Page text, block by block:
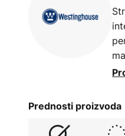
Prednosti proizvoda